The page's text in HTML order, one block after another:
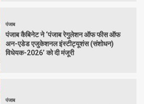
पंजाब
पंजाब कैबिनेट ने ‘पंजाब रेगुलेशन ऑफ फीस ऑफ
अन-एडेड एजुकेशनल इंस्टीट्यूशंस (संशोधन)
विधेयक-2026’ को दी मंजूरी
पंजाब